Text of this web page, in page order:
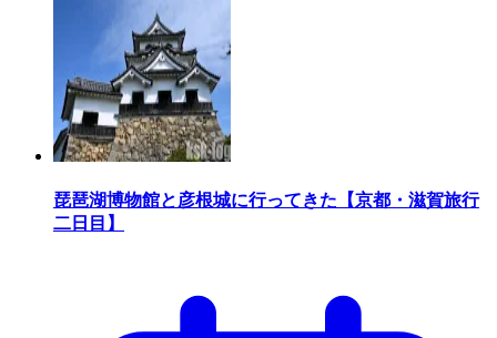
琵琶湖博物館と彦根城に行ってきた【京都・滋賀旅行
二日目】